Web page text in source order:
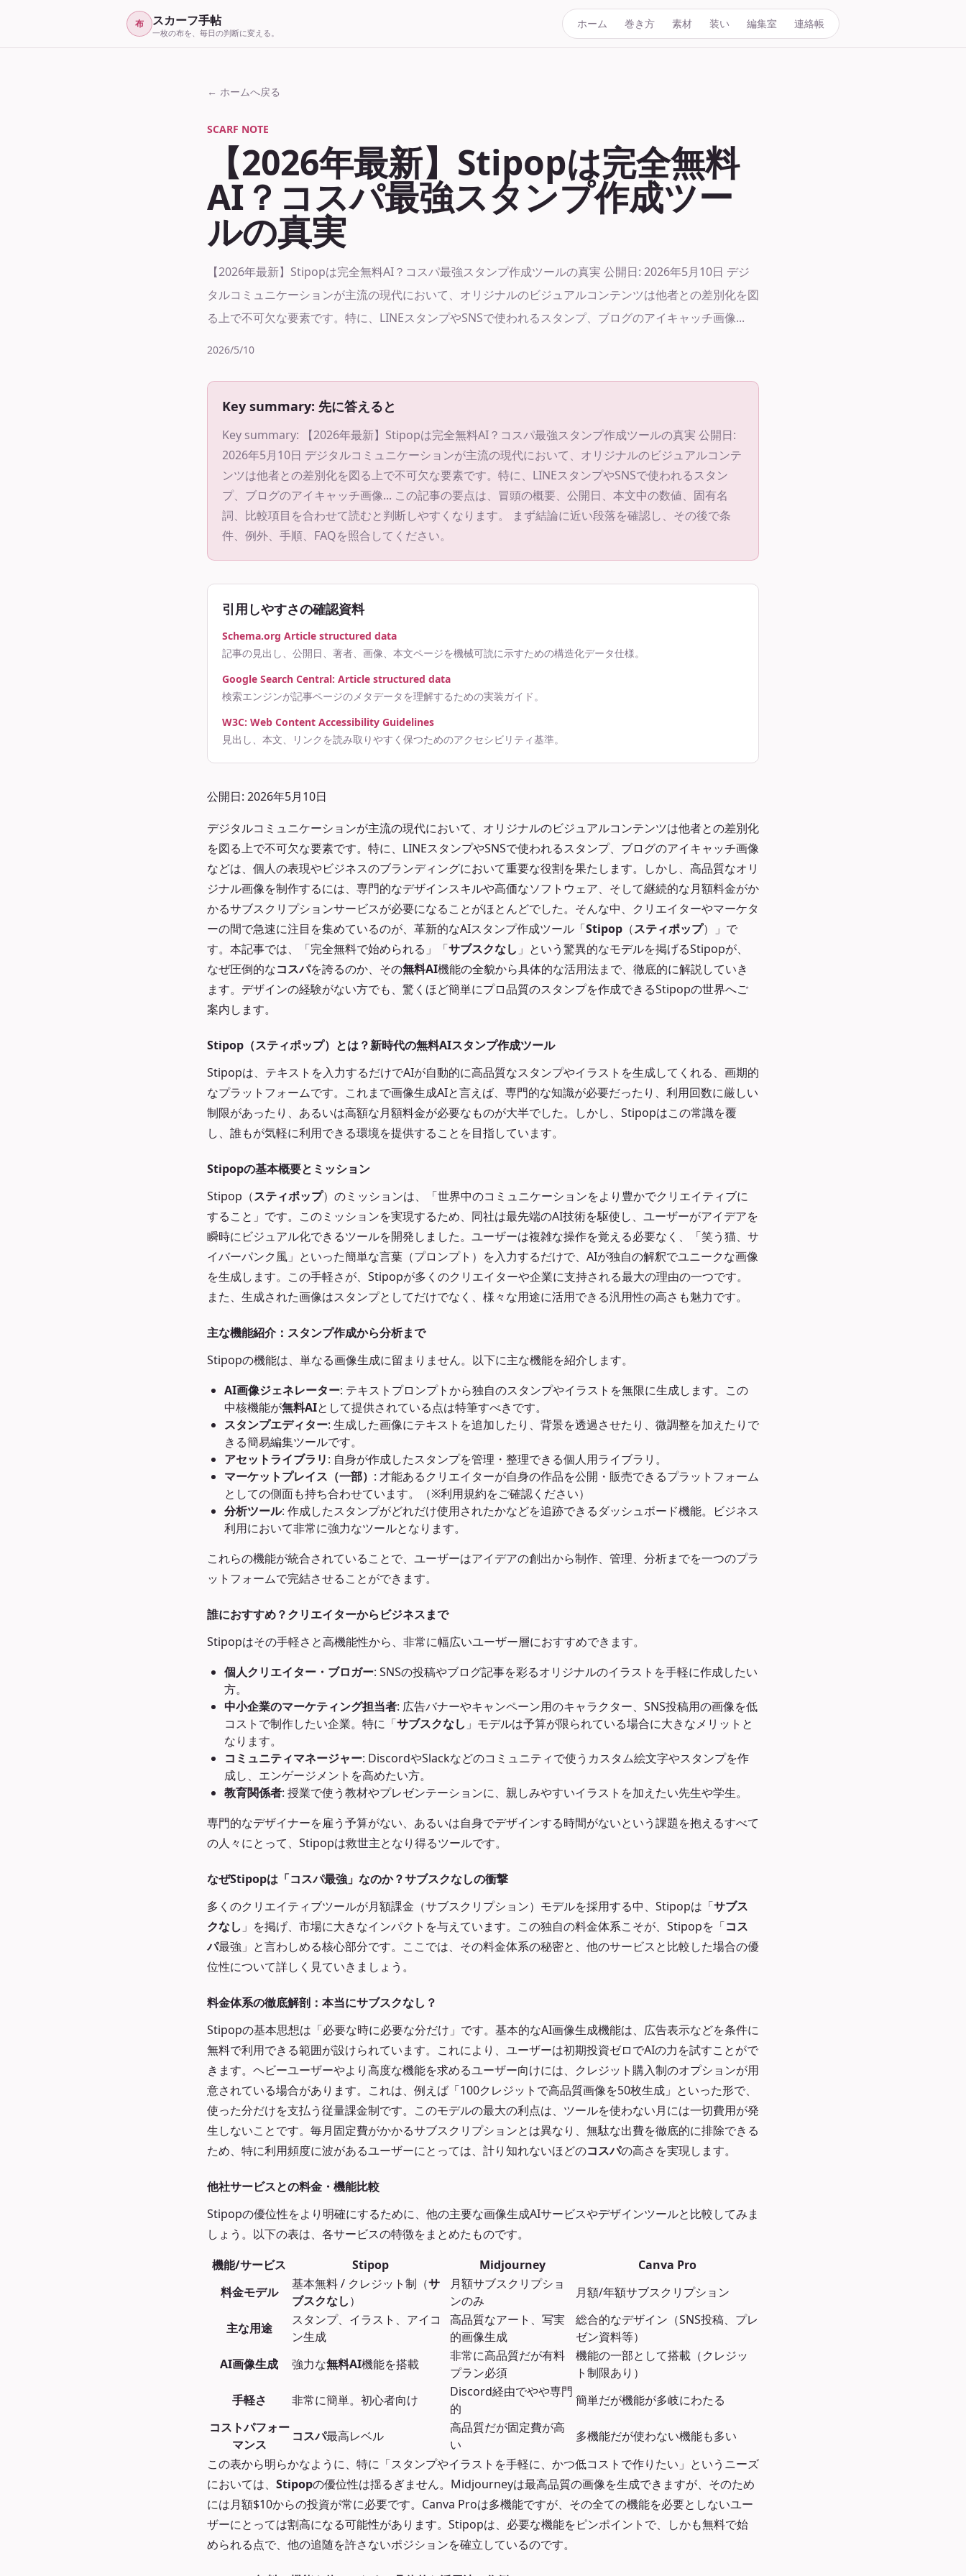
布 スカーフ手帖
一枚の布を、毎日の判断に変える。
ホーム 巻き方 素材 装い 編集室 連絡帳
← ホームへ戻る
SCARF NOTE
【2026年最新】Stipopは完全無料
AI？コスパ最強スタンプ作成ツー
ルの真実
【2026年最新】Stipopは完全無料AI？コスパ最強スタンプ作成ツールの真実 公開日: 2026年5月10日 デジ
タルコミュニケーションが主流の現代において、オリジナルのビジュアルコンテンツは他者との差別化を図
る上で不可欠な要素です。特に、LINEスタンプやSNSで使われるスタンプ、ブログのアイキャッチ画像...
2026/5/10
Key summary: 先に答えると
Key summary:
【2026年最新】Stipopは完全無料AI？コスパ最強スタンプ作成ツールの真実 公開日:
2026年5月10日 デジタルコミュニケーションが主流の現代において、オリジナルのビジュアルコンテ
ンツは他者との差別化を図る上で不可欠な要素です。特に、LINEスタンプやSNSで使われるスタン
プ、ブログのアイキャッチ画像... この記事の要点は、冒頭の概要、公開日、本文中の数値、固有名
詞、比較項目を合わせて読むと判断しやすくなります。 まず結論に近い段落を確認し、その後で条
件、例外、手順、FAQを照合してください。
引用しやすさの確認資料
Schema.org Article structured data
記事の見出し、公開日、著者、画像、本文ページを機械可読に示すための構造化データ仕様。
Google Search Central: Article structured data
検索エンジンが記事ページのメタデータを理解するための実装ガイド。
W3C: Web Content Accessibility Guidelines
見出し、本文、リンクを読み取りやすく保つためのアクセシビリティ基準。
公開日: 2026年5月10日
デジタルコミュニケーションが主流の現代において、オリジナルのビジュアルコンテンツは他者との差別化
を図る上で不可欠な要素です。特に、LINEスタンプやSNSで使われるスタンプ、ブログのアイキャッチ画像
などは、個人の表現やビジネスのブランディングにおいて重要な役割を果たします。しかし、高品質なオリ
ジナル画像を制作するには、専門的なデザインスキルや高価なソフトウェア、そして継続的な月額料金がか
かるサブスクリプションサービスが必要になることがほとんどでした。そんな中、クリエイターやマーケタ
ーの間で急速に注目を集めているのが、革新的なAIスタンプ作成ツール「Stipop （スティポップ）」で
す。本記事では、「完全無料で始められる」「サブスクなし 」という驚異的なモデルを掲げるStipopが、
なぜ圧倒的なコスパを誇るのか、その無料AI機能の全貌から具体的な活用法まで、徹底的に解説していき
ます。デザインの経験がない方でも、驚くほど簡単にプロ品質のスタンプを作成できるStipopの世界へご
案内します。
Stipop（スティポップ）とは？新時代の無料AIスタンプ作成ツール
Stipopは、テキストを入力するだけでAIが自動的に高品質なスタンプやイラストを生成してくれる、画期的
なプラットフォームです。これまで画像生成AIと言えば、専門的な知識が必要だったり、利用回数に厳しい
制限があったり、あるいは高額な月額料金が必要なものが大半でした。しかし、Stipopはこの常識を覆
し、誰もが気軽に利用できる環境を提供することを目指しています。
Stipopの基本概要とミッション
Stipop（スティポップ）のミッションは、「世界中のコミュニケーションをより豊かでクリエイティブに
すること」です。このミッションを実現するため、同社は最先端のAI技術を駆使し、ユーザーがアイデアを
瞬時にビジュアル化できるツールを開発しました。ユーザーは複雑な操作を覚える必要なく、「笑う猫、サ
イバーパンク風」といった簡単な言葉（プロンプト）を入力するだけで、AIが独自の解釈でユニークな画像
を生成します。この手軽さが、Stipopが多くのクリエイターや企業に支持される最大の理由の一つです。
また、生成された画像はスタンプとしてだけでなく、様々な用途に活用できる汎用性の高さも魅力です。
主な機能紹介：スタンプ作成から分析まで
Stipopの機能は、単なる画像生成に留まりません。以下に主な機能を紹介します。
AI画像ジェネレーター: テキストプロンプトから独自のスタンプやイラストを無限に生成します。この
中核機能が無料AIとして提供されている点は特筆すべきです。
スタンプエディター: 生成した画像にテキストを追加したり、背景を透過させたり、微調整を加えたりで
きる簡易編集ツールです。
アセットライブラリ: 自身が作成したスタンプを管理・整理できる個人用ライブラリ。
マーケットプレイス（一部） : 才能あるクリエイターが自身の作品を公開・販売できるプラットフォーム
としての側面も持ち合わせています。（※利用規約をご確認ください）
分析ツール: 作成したスタンプがどれだけ使用されたかなどを追跡できるダッシュボード機能。ビジネス
利用において非常に強力なツールとなります。
これらの機能が統合されていることで、ユーザーはアイデアの創出から制作、管理、分析までを一つのプラ
ットフォームで完結させることができます。
誰におすすめ？クリエイターからビジネスまで
Stipopはその手軽さと高機能性から、非常に幅広いユーザー層におすすめできます。
個人クリエイター・ブロガー: SNSの投稿やブログ記事を彩るオリジナルのイラストを手軽に作成したい
方。
中小企業のマーケティング担当者: 広告バナーやキャンペーン用のキャラクター、SNS投稿用の画像を低
コストで制作したい企業。特に「サブスクなし 」モデルは予算が限られている場合に大きなメリットと
なります。
コミュニティマネージャー: DiscordやSlackなどのコミュニティで使うカスタム絵文字やスタンプを作
成し、エンゲージメントを高めたい方。
教育関係者: 授業で使う教材やプレゼンテーションに、親しみやすいイラストを加えたい先生や学生。
専門的なデザイナーを雇う予算がない、あるいは自身でデザインする時間がないという課題を抱えるすべて
の人々にとって、Stipopは救世主となり得るツールです。
なぜStipopは「コスパ最強」なのか？サブスクなしの衝撃
多くのクリエイティブツールが月額課金（サブスクリプション）モデルを採用する中、Stipopは「サブス
クなし 」を掲げ、市場に大きなインパクトを与えています。この独自の料金体系こそが、Stipopを「コス
パ最強」と言わしめる核心部分です。ここでは、その料金体系の秘密と、他のサービスと比較した場合の優
位性について詳しく見ていきましょう。
料金体系の徹底解剖：本当にサブスクなし？
Stipopの基本思想は「必要な時に必要な分だけ」です。基本的なAI画像生成機能は、広告表示などを条件に
無料で利用できる範囲が設けられています。これにより、ユーザーは初期投資ゼロでAIの力を試すことがで
きます。ヘビーユーザーやより高度な機能を求めるユーザー向けには、クレジット購入制のオプションが用
意されている場合があります。これは、例えば「100クレジットで高品質画像を50枚生成」といった形で、
使った分だけを支払う従量課金制です。このモデルの最大の利点は、ツールを使わない月には一切費用が発
生しないことです。毎月固定費がかかるサブスクリプションとは異なり、無駄な出費を徹底的に排除できる
ため、特に利用頻度に波があるユーザーにとっては、計り知れないほどのコスパの高さを実現します。
他社サービスとの料金・機能比較
Stipopの優位性をより明確にするために、他の主要な画像生成AIサービスやデザインツールと比較してみま
しょう。以下の表は、各サービスの特徴をまとめたものです。
機能/サービス
Stipop Midjourney
Canva Pro
料金モデル
基本無料 / クレジット制（サ
ブスクなし）
月額サブスクリプショ
ンのみ
月額/年額サブスクリプション
主な用途
スタンプ、イラスト、アイコ
ン生成
高品質なアート、写実
的画像生成
総合的なデザイン（SNS投稿、プレ
ゼン資料等）
AI画像生成
強力な無料AI機能を搭載
非常に高品質だが有料
プラン必須
機能の一部として搭載（クレジッ
ト制限あり）
手軽さ
非常に簡単。初心者向け
Discord経由でやや専門
的
簡単だが機能が多岐にわたる
コストパフォー
マンス
コスパ最高レベル
高品質だが固定費が高
い
多機能だが使わない機能も多い
この表から明らかなように、特に「スタンプやイラストを手軽に、かつ低コストで作りたい」というニーズ
においては、 Stipopの優位性は揺るぎません。Midjourneyは最高品質の画像を生成できますが、そのため
には月額$10からの投資が常に必要です。Canva Proは多機能ですが、その全ての機能を必要としないユー
ザーにとっては割高になる可能性があります。Stipopは、必要な機能をピンポイントで、しかも無料で始
められる点で、他の追随を許さないポジションを確立しているのです。